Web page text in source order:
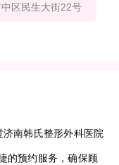
区民生大街22号
南韩氏整形外科医院
的预约服务，确保顾